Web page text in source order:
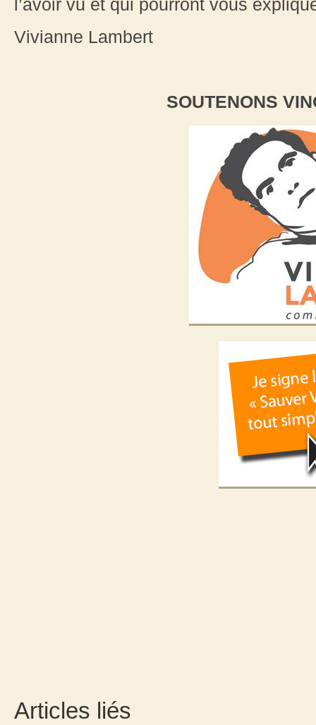
l’avoir vu et qui pourront vous
Vivianne Lambert
SOUTENONS
Articles liés